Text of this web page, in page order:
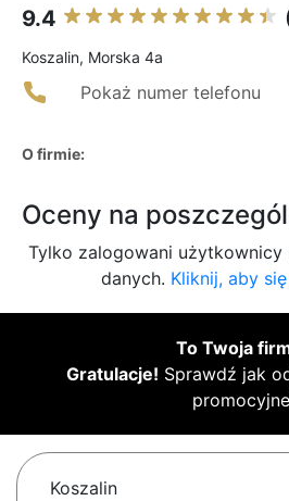
9.4
Koszalin, Morska 4a
Pokaż numer telefonu
O firmie:
Oceny na
Tylko zalogowani
danych. Kliknij, aby
To Twoja
Gratulacje! Sprawdź jak
Koszalin